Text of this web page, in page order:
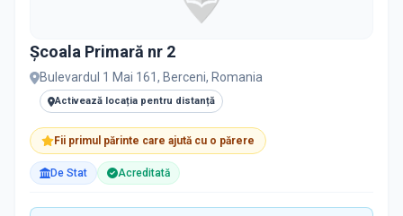
PRIVAT / DE STAT
Toate Private
Școala Primară nr 2
Bulevardul 1 Mai 161, Berceni, Romania
Activează locația pentru distanță
Fii primul părinte care ajută cu o părere
De Stat Acreditată